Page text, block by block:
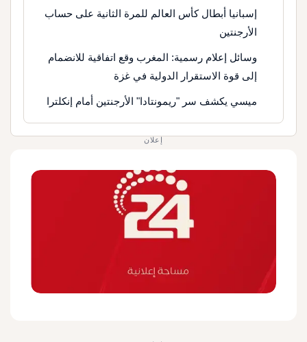
إسبانيا أبطال كأس العالم للمرة الثانية على حساب
الأرجنتين
وسائل إعلام رسمية: المغرب وقع اتفاقية للانضمام
إلى قوة الاستقرار الدولية في غزة
ميسي يكشف سر "ريمونتادا" الأرجنتين أمام إنكلترا
إعلان